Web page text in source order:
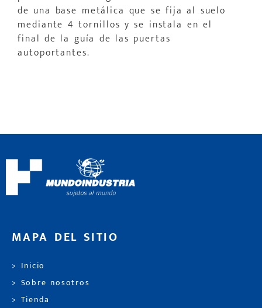
de una base metálica que se fija al suelo
mediante 4 tornillos y se instala en el
final de la guía de las puertas
autoportantes.
MAPA DEL SITIO
> Inicio
> Sobre nosotros
> Tienda